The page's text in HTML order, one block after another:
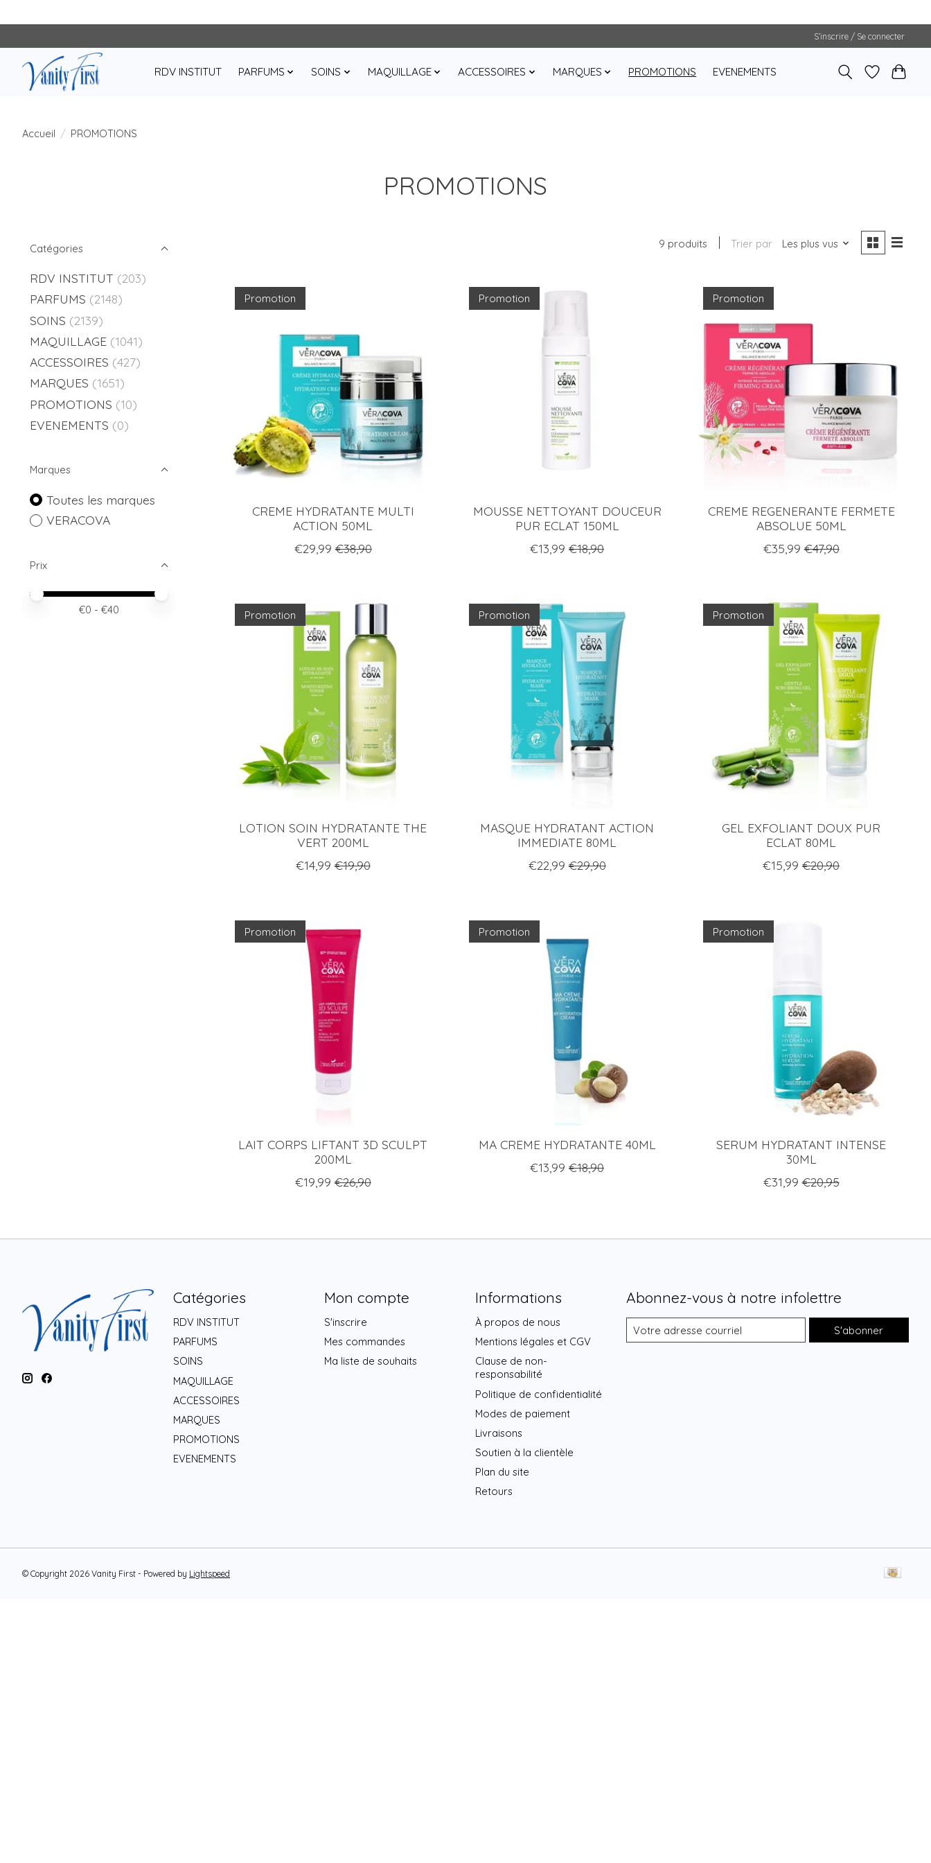
S’inscrire / Se connecter
RDV INSTITUT PARFUMS SOINS MAQUILLAGE ACCESSOIRES MARQUES PROMOTIONS EVENEMENTS
Accueil / PROMOTIONS
PROMOTIONS
Catégories
RDV INSTITUT (203)
PARFUMS (2148)
SOINS (2139)
MAQUILLAGE (1041)
ACCESSOIRES (427)
MARQUES (1651)
PROMOTIONS (10)
EVENEMENTS (0)
Marques
Toutes les marques
VERACOVA
Prix
Prix minimum
Price maximum value
€0 - €40
9 produits Trier par Les plus vus
Promotion
CREME HYDRATANTE MULTI
ACTION 50ML
€29,99 €38,90
Promotion
MOUSSE NETTOYANT DOUCEUR
PUR ECLAT 150ML
€13,99 €18,90
Promotion
CREME REGENERANTE FERMETE
ABSOLUE 50ML
€35,99 €47,90
Promotion
LOTION SOIN HYDRATANTE THE
VERT 200ML
€14,99 €19,90
Promotion
MASQUE HYDRATANT ACTION
IMMEDIATE 80ML
€22,99 €29,90
Promotion
GEL EXFOLIANT DOUX PUR
ECLAT 80ML
€15,99 €20,90
Promotion
LAIT CORPS LIFTANT 3D SCULPT
200ML
€19,99 €26,90
Promotion
MA CREME HYDRATANTE 40ML
€13,99 €18,90
Promotion
SERUM HYDRATANT INTENSE
30ML
€31,99 €20,95
Catégories
RDV INSTITUT
PARFUMS
SOINS
MAQUILLAGE
ACCESSOIRES
MARQUES
PROMOTIONS
EVENEMENTS
Mon compte
S'inscrire
Mes commandes
Ma liste de souhaits
Informations
À propos de nous
Mentions légales et CGV
Clause de non-
responsabilité
Politique de confidentialité
Modes de paiement
Livraisons
Soutien à la clientèle
Plan du site
Retours
Abonnez-vous à notre infolettre
S'abonner
© Copyright 2026 Vanity First - Powered by Lightspeed